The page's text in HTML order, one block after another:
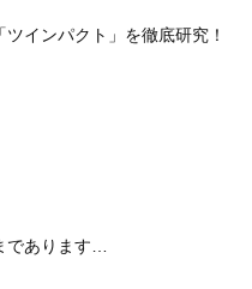
インパクト」を徹底研究！
であります…